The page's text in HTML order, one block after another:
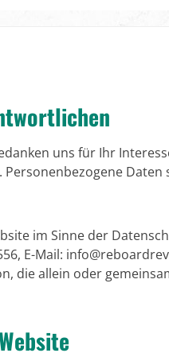
uns für Ihr
im Sinne der
E-Mail:
die allein oder